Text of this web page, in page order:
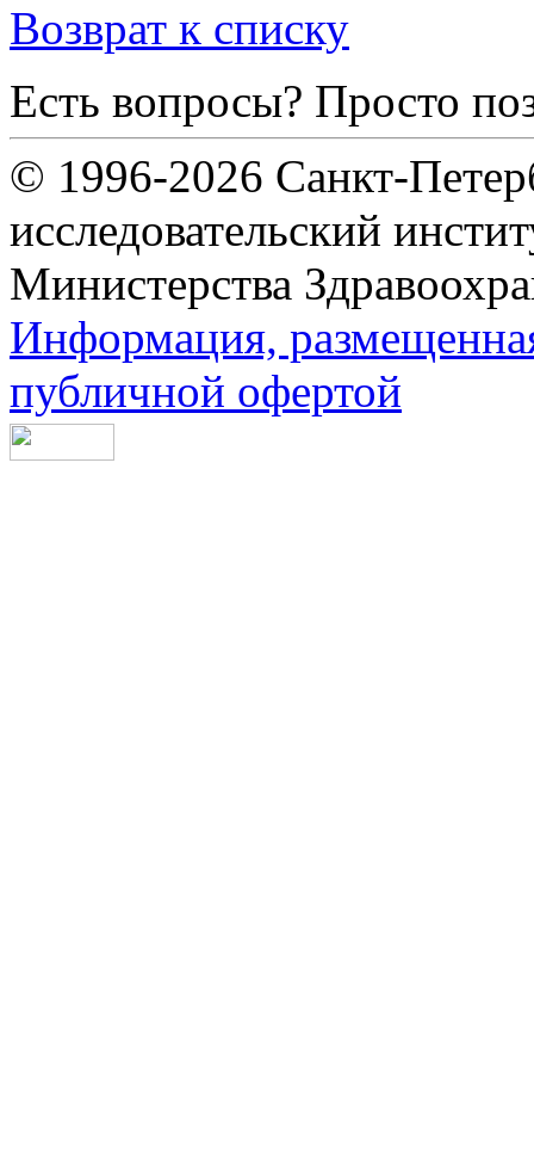
Возврат к списку
Есть вопросы? Просто
© 1996-2026 Санкт-
исследовательский
Министерства
Информация,
публичной офертой